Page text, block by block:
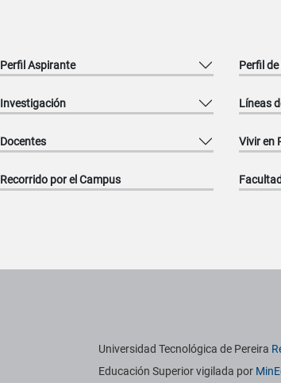
Perfil Aspirante Perfil
Investigación Líneas
Docentes Vivir en
Recorrido por el Campus
Información
Universidad Tecnológica de Pereira
Educación Superior vigilada por